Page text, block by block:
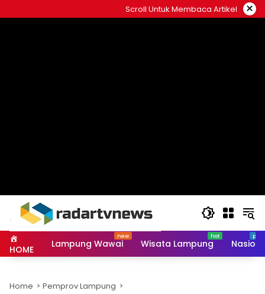
to
Scroll Untuk Membaca Artikel ×
HOME Lampung Wawai Wisata Lampung
Home Pemprov Lampung